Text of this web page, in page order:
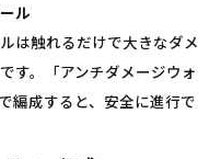
ル
は触れるだけで大きなダ
す。「アンチダメージウ
編成すると、安全に進行で